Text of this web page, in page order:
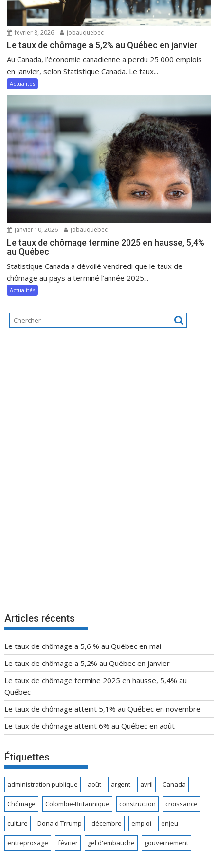
février 8, 2026 jobauquebec
Le taux de chômage a 5,2% au Québec en janvier
Au Canada, l’économie canadienne a perdu 25 000 emplois
en janvier, selon Statistique Canada. Le taux...
Actualités
janvier 10, 2026 jobauquebec
Le taux de chômage termine 2025 en hausse, 5,4%
au Québec
Statistique Canada a dévoilé vendredi que le taux de
chômage au pays a terminé l’année 2025...
Actualités
Articles récents
Le taux de chômage a 5,6 % au Québec en mai
Le taux de chômage a 5,2% au Québec en janvier
Le taux de chômage termine 2025 en hausse, 5,4% au
Québec
Le taux de chômage atteint 5,1% au Québec en novembre
Le taux de chômage atteint 6% au Québec en août
Étiquettes
administration publique août argent avril Canada
Chômage Colombie-Britannique construction croissance
culture Donald Trrump décembre emploi enjeu
entreprosage février gel d'embauche gouvernement